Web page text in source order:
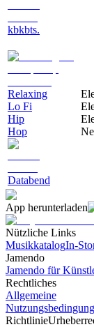
kbkbts.
Relaxing
Lo Fi
Hip
Hop
Databend
App herunterladen
Nützliche Links
MusikkatalogIn-
Jamendo
Jamendo für
Rechtliches
Allgemeine
Richtlinie